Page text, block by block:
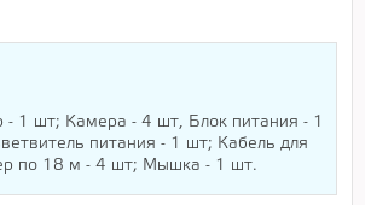
- 1 шт; Камера - 4 шт, Блок питания - 1
питания - 1 шт; Кабель для
по 18 м - 4 шт; Мышка - 1 шт.